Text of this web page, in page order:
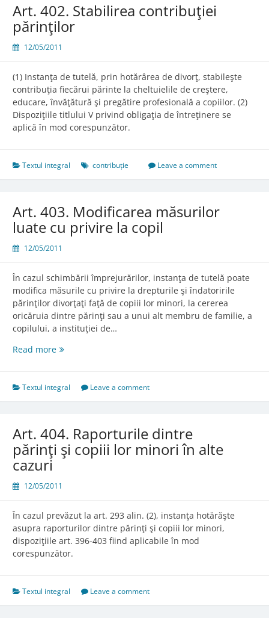
Art. 402. Stabilirea contribuţiei
părinţilor
12/05/2011
(1) Instanţa de tutelă, prin hotărârea de divorţ, stabileşte
contribuţia fiecărui părinte la cheltuielile de creştere,
educare, învăţătură şi pregătire profesională a copiilor. (2)
Dispoziţiile titlului V privind obligaţia de întreţinere se
aplică în mod corespunzător.
Textul integral contribuție Leave a comment
Art. 403. Modificarea măsurilor
luate cu privire la copil
12/05/2011
În cazul schimbării împrejurărilor, instanţa de tutelă poate
modifica măsurile cu privire la drepturile şi îndatoririle
părinţilor divorţaţi faţă de copiii lor minori, la cererea
oricăruia dintre părinţi sau a unui alt membru de familie, a
copilului, a instituţiei de…
Read moreArt.
măsurilor
luate
la
copil
Textul integral Leave a comment
Art. 404. Raporturile dintre
părinţi şi copiii lor minori în alte
cazuri
12/05/2011
În cazul prevăzut la art. 293 alin. (2), instanţa hotărăşte
asupra raporturilor dintre părinţi şi copiii lor minori,
dispoziţiile art. 396-403 fiind aplicabile în mod
corespunzător.
Textul integral Leave a comment